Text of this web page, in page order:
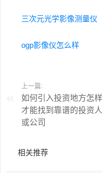
三次元光学影像测量仪
ogp影像仪怎么样
上一篇:
如何引入投资地方怎样
才能找到靠谱的投资人
或公司
相关推荐